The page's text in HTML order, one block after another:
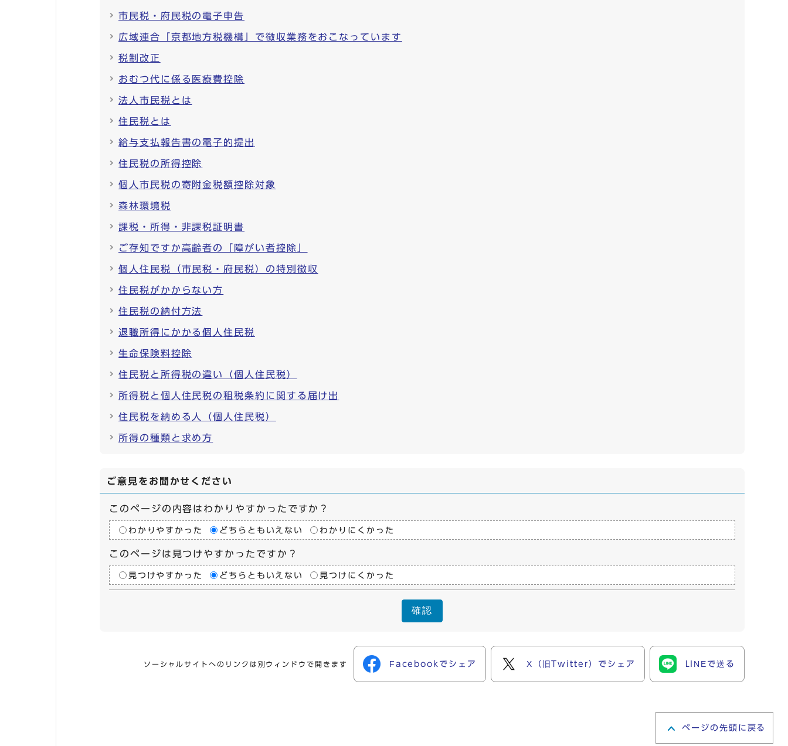
市民税・府民税の電子申告
広域連合「京都地方税機構」で徴収業務をおこなっています
税制改正
おむつ代に係る医療費控除
法人市民税とは
住民税とは
給与支払報告書の電子的提出
住民税の所得控除
個人市民税の寄附金税額控除対象
森林環境税
課税・所得・非課税証明書
ご存知ですか高齢者の「障がい者控除」
個人住民税（市民税・府民税）の特別徴収
住民税がかからない方
住民税の納付方法
退職所得にかかる個人住民税
生命保険料控除
住民税と所得税の違い（個人住民税）
所得税と個人住民税の租税条約に関する届け出
住民税を納める人（個人住民税）
所得の種類と求め方
ご意見をお聞かせください
このページの内容はわかりやすかったですか？
わかりやすかった どちらともいえない わかりにくかった
このページは見つけやすかったですか？
見つけやすかった どちらともいえない 見つけにくかった
確認
ソーシャルサイトへのリンクは別ウィンドウで開きます Facebookでシェア X（旧Twitter）でシェア LINEで送る
ページの先頭に戻る